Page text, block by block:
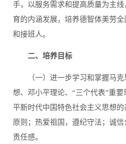
手，以服务需求和提高质量为主
育的内涵发展，培养德智体美劳
和接班人。
二、培养目标
（一）进一步学习和掌握马
想、邓小平理论、“三个代表”重
平新时代中国特色社会主义思想
原则；热爱祖国，遵纪守法；诚
责任感。